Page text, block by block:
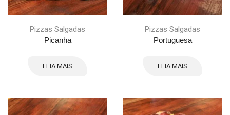
Pizzas Salgadas
Picanha
LEIA MAIS
Pizzas Salgadas
Portuguesa
LEIA MAIS